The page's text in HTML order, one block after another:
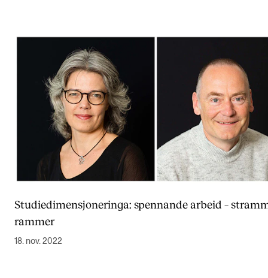
Studiedimensjoneringa: spennande arbeid –
rammer
18. nov. 2022